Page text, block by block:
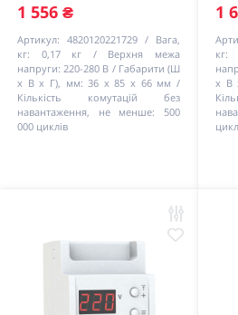
1 556 ₴
Артикул: 4820120221729
Вага,
кг:
0,17 кг
Верхня межа
напруги: 220-280 В
Габарити (Ш
х В х Г), мм: 36 х 85 х 66 мм
Кількість комутацій без
навантаження, не менше:
500
000 циклів
1
кг:
х В